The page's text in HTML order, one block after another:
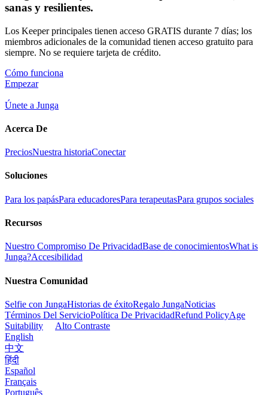
sanas y resilientes.
Los Keeper principales tienen acceso GRATIS durante 7 días; los
miembros adicionales de la comunidad tienen acceso gratuito para
siempre. No se requiere tarjeta de crédito.
Cómo funciona
Empezar
Únete a Junga
Acerca De
PreciosNuestra historiaConectar
Soluciones
Para los papásPara educadoresPara terapeutasPara grupos sociales
Recursos
Nuestro Compromiso De PrivacidadBase de conocimientosWhat is
Junga?Accesibilidad
Nuestra Comunidad
Selfie con JungaHistorias de éxitoRegalo JungaNoticias
Términos Del ServicioPolítica De PrivacidadRefund PolicyAge
Suitability
Alto Contraste
English
中文
हिंदी
Español
Français
Português